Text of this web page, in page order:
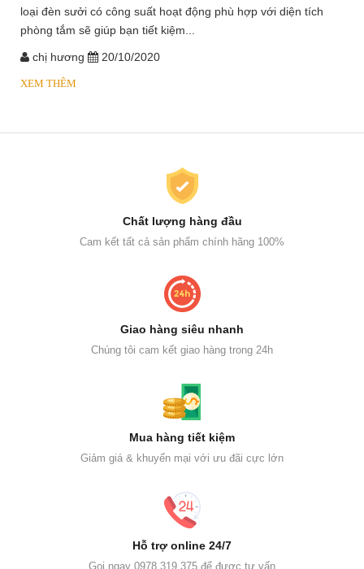
loại đèn sưởi có công suất hoạt động phù hợp với diện tích
phòng tắm sẽ giúp bạn tiết kiệm...
chị hương 20/10/2020
XEM THÊM
Chất lượng hàng đầu
Cam kết tất cả sản phẩm chính hãng 100%
Giao hàng siêu nhanh
Chúng tôi cam kết giao hàng trong 24h
Mua hàng tiết kiệm
Giảm giá & khuyến mại với ưu đãi cực lớn
Hỗ trợ online 24/7
Gọi ngay 0978 319 375 để được tư vấn